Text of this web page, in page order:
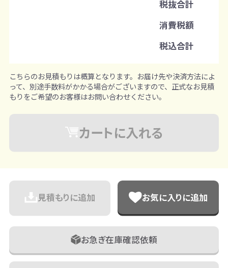
※既製品サンプルは各色3個まで
税抜合計
消費税額
税込合計
こちらのお見積もりは概算となります。お届け先や決済方法によ
って、別途手数料がかかる場合がございますので、正式なお見積
もりをご希望のお客様はお問い合わせください。
カートに入れる
見積もりに追加 お気に入りに追加
お急ぎ在庫確認依頼